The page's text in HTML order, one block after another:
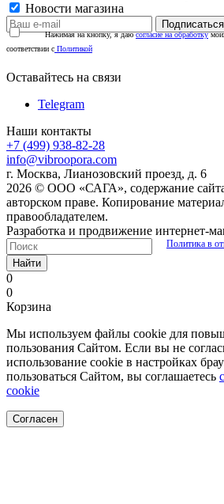
Новости магазина
Нажимая на кнопку, я даюсогласие на обработку
соответствии с Политикой
Оставайтесь на связи
Telegram
Наши контакты
+7 (499) 938-82-28
info@vibroopora.com
г. Москва, Лианозовский проезд, д. 6
2026 © ООО «САГА», содержание
авторском праве. Копирование
правообладателем.
Разработка и продвижение интернет-
Политика в
Найти
0
0
Корзина
Мы используем файлы cookie для
пользования Сайтом. Если вы не
использование cookie в настройках
пользоваться Сайтом, вы соглашаетесь
cookie
Согласен